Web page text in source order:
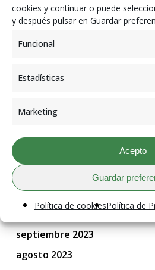
cookies y continuar o puede
y después pulsar en Guardar
Funcional
Estadísticas
Marketing
Acepto
Guardar
Política de cookiesPolítica de
abril 2025
agosto 2024
mayo 2024
diciembre 2023
octubre 2023
septiembre 2023
agosto 2023